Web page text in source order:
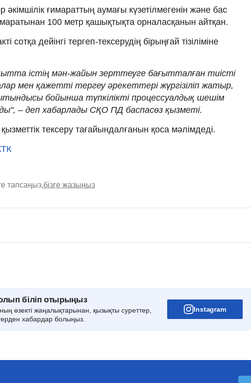
әкімшілік ғимараттың аумағы күзетілмегенін және бас
100 метр қашықтықта орналасқанын айтқан.
сотқа дейінгі тергеп-тексерудің бірыңғай тізіліміне
істің мән-жайын зерттеуге бағытталған тиісті
мен қажетті тергеу әрекеттері жүргізіліп жатыр,
бойынша түпкілікті процессуалдық шешім
– деп хабарлады СҚО ПД баспасөз қызметі.
тексеру тағайындалғанын қоса мәлімдеді.
тапсаңыз,бізге жазыңыз
біліп отырыңыз
өзекті жаңалықтарынан, қызықты суреттер,
хабардар болыңыз.
Instagram